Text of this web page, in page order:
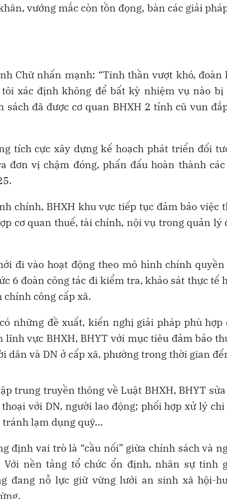
vướng mắc còn tồn đọng, bàn các giải
Chữ nhấn mạnh: “Tinh thần vượt khó, đoàn
xác định không để bất kỳ nhiệm vụ nào bị
đã được cơ quan BHXH 2 tỉnh cũ vun
tích cực xây dựng kế hoạch phát triển đối
đơn vị chậm đóng, phấn đấu hoàn thành
chính, BHXH khu vực tiếp tục đảm bảo việc
cơ quan thuế, tài chính, nội vụ trong quản lý
đi vào hoạt động theo mô hình chính
6 đoàn công tác đi kiểm tra, khảo sát thực tế
công cấp xã.
những đề xuất, kiến nghị giải pháp phù hợp
vực BHXH, BHYT với mục tiêu đảm bảo
dân và DN ở cấp xã, phường trong thời gian
trung truyền thông về Luật BHXH, BHYT
với DN, người lao động; phối hợp xử lý
tránh lạm dụng quỹ…
định vai trò là “cầu nối” giữa chính sách và
nền tảng tổ chức ổn định, nhân sự tinh
đang nỗ lực giữ vững lưới an sinh xã hội-